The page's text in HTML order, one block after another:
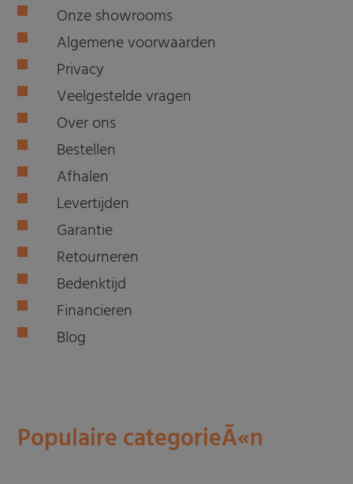
Onze showrooms
Algemene voorwaarden
Privacy
Veelgestelde vragen
Over ons
Bestellen
Afhalen
Levertijden
Garantie
Retourneren
Bedenktijd
Financieren
Blog
Populaire categorieÃ«n